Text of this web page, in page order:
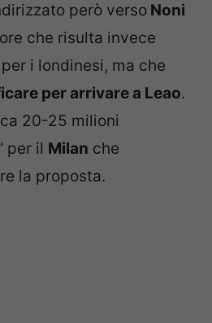
però verso Noni
che risulta invece
i londinesi, ma che
per arrivare a Leao.
20-25 milioni
per il Milan che
la proposta.